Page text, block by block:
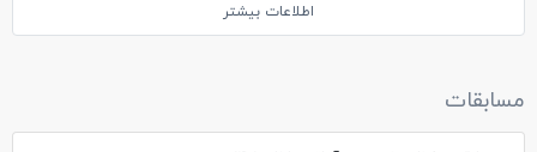
اطلاعات بیشتر
مسابقات